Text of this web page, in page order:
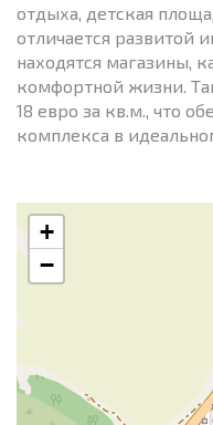
отдыха, детская
отличается развитой
находятся магазины,
комфортной жизни.
18 евро за кв.м., что
комплекса в
+
−